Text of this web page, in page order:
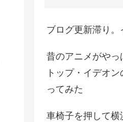
ブログ更新滞り
昔のアニメがやっ
トップ・イデオ
ってみた
車椅子を押して横